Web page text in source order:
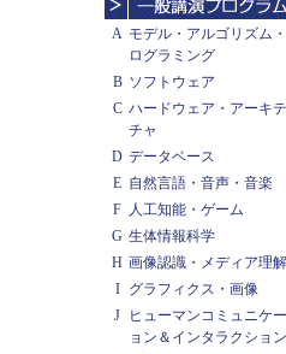
A モデル・アルゴリズム
ログラミング
B ソフトウェア
C ハードウェア・アーキ
チャ
D データベース
E 自然言語・音声・音楽
F 人工知能・ゲーム
G 生体情報科学
H 画像認識・メディア理解
I
グラフィクス・画像
J
ヒューマンコミュニケ
ョン＆インタラクション